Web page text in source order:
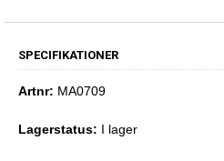
SPECIFIKATIONER
Artnr: MA0709
Lagerstatus: I lager